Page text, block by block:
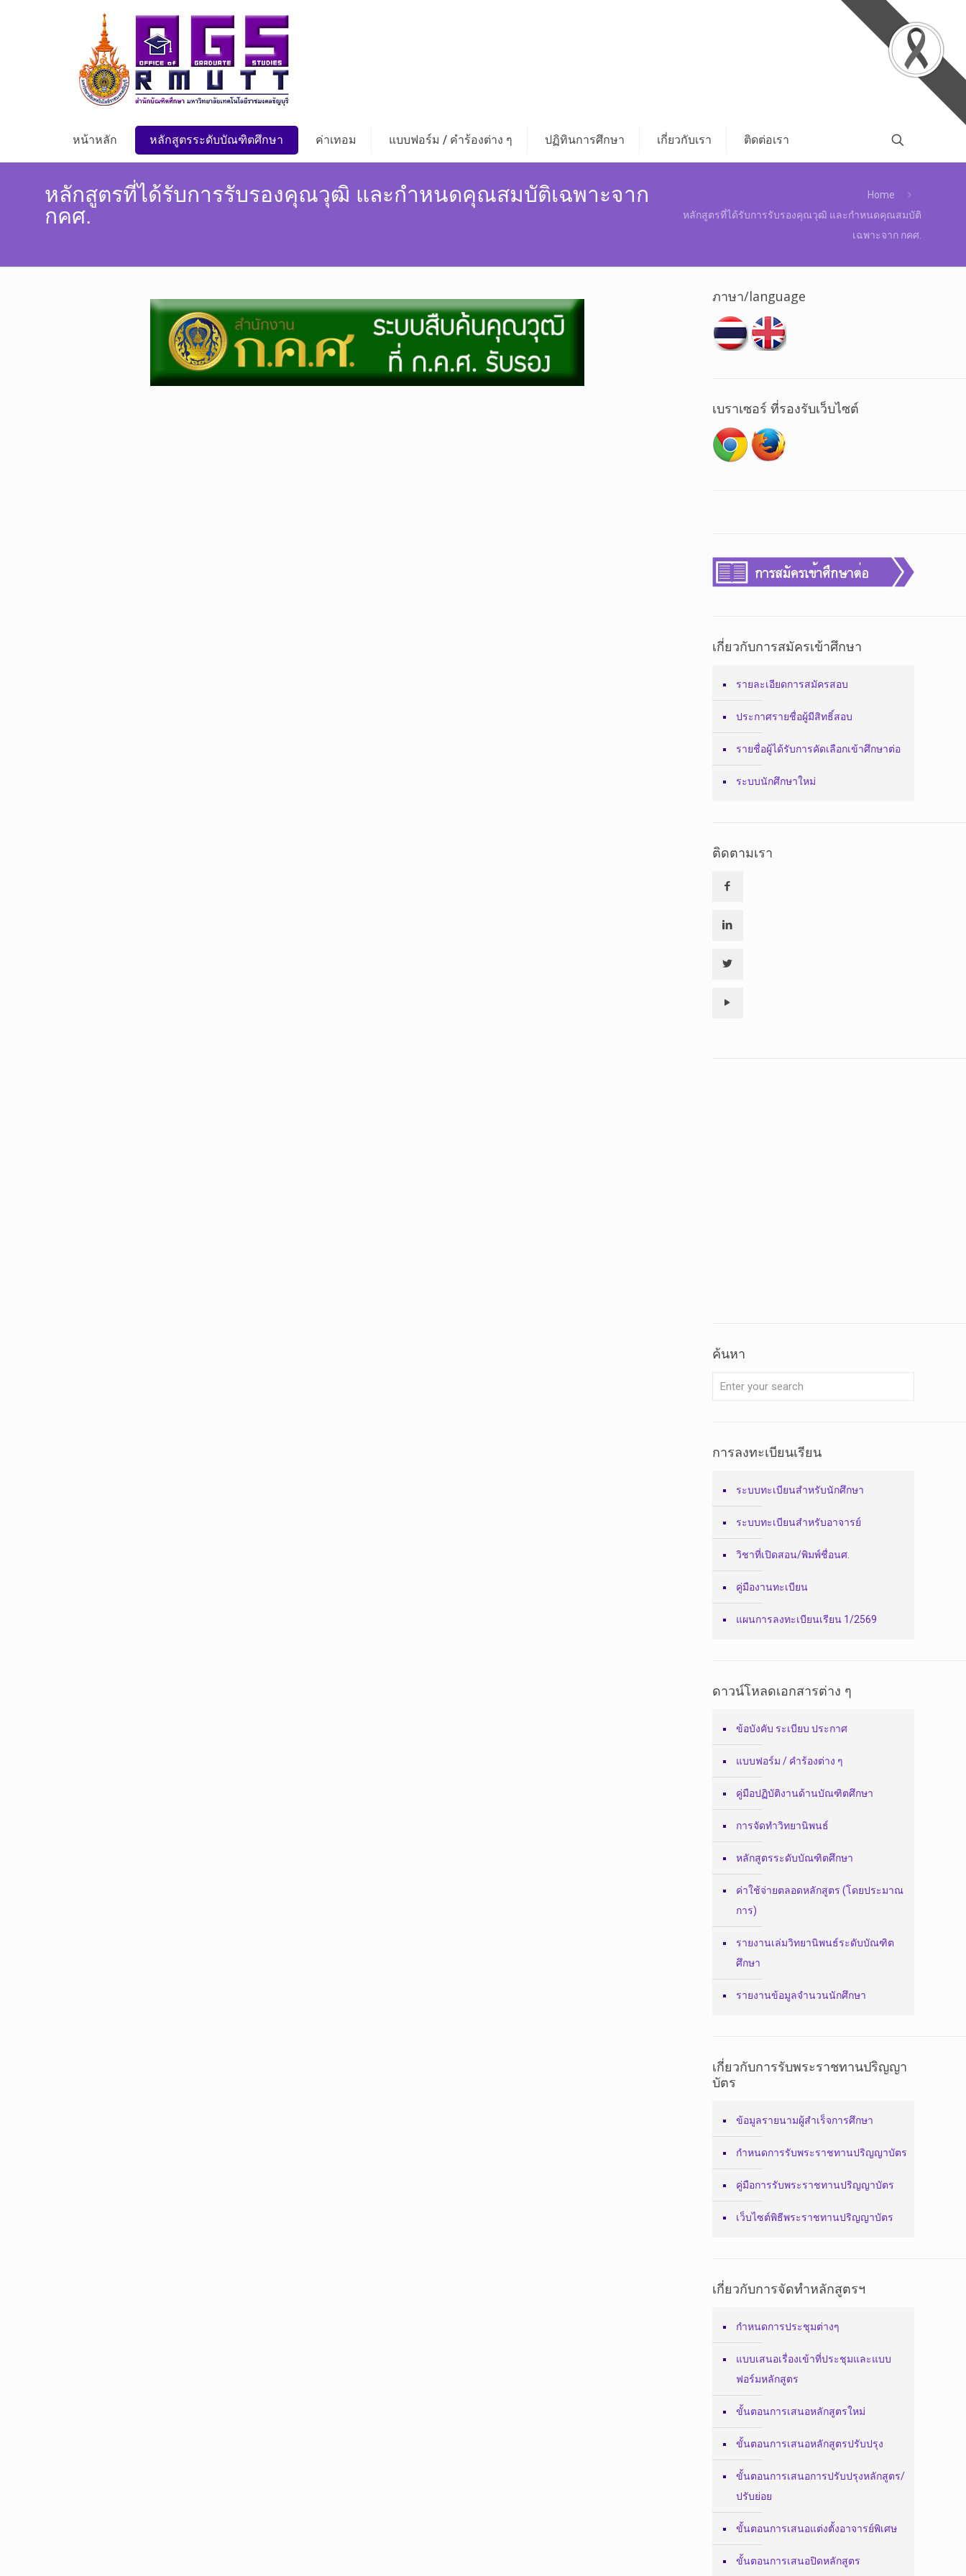
หน้าหลัก หลักสูตรระดับบัณฑิตศึกษา ค่าเทอม แบบฟอร์ม / คำร้องต่าง ๆ ปฏิทินการศึกษา เกี่ยวกับเรา ติดต่อเรา
หลักสูตรที่ได้รับการรับรองคุณวุฒิ และกำหนดคุณสมบัติเฉพาะจาก
กคศ.
Home
หลักสูตรที่ได้รับการรับรองคุณวุฒิ และกำหนดคุณสมบัติ
เฉพาะจาก กคศ.
ภาษา/language
เบราเซอร์ ที่รองรับเว็บไซต์
เกี่ยวกับการสมัครเข้าศึกษา
รายละเอียดการสมัครสอบ
ประกาศรายชื่อผู้มีสิทธิ์สอบ
รายชื่อผู้ได้รับการคัดเลือกเข้าศึกษาต่อ
ระบบนักศึกษาใหม่
ติดตามเรา
ค้นหา
การลงทะเบียนเรียน
ระบบทะเบียนสำหรับนักศึกษา
ระบบทะเบียนสำหรับอาจารย์
วิชาที่เปิดสอน/พิมพ์ชื่อนศ.
คู่มืองานทะเบียน
แผนการลงทะเบียนเรียน 1/2569
ดาวน์โหลดเอกสารต่าง ๆ
ข้อบังคับ ระเบียบ ประกาศ
แบบฟอร์ม / คำร้องต่าง ๆ
คู่มือปฏิบัติงานด้านบัณฑิตศึกษา
การจัดทำวิทยานิพนธ์
หลักสูตรระดับบัณฑิตศึกษา
ค่าใช้จ่ายตลอดหลักสูตร (โดยประมาณ
การ)
รายงานเล่มวิทยานิพนธ์ระดับบัณฑิต
ศึกษา
รายงานข้อมูลจำนวนนักศึกษา
เกี่ยวกับการรับพระราชทานปริญญา
บัตร
ข้อมูลรายนามผู้สำเร็จการศึกษา
กำหนดการรับพระราชทานปริญญาบัตร
คู่มือการรับพระราชทานปริญญาบัตร
เว็บไซต์พิธีพระราชทานปริญญาบัตร
เกี่ยวกับการจัดทำหลักสูตรฯ
กำหนดการประชุมต่างๆ
แบบเสนอเรื่องเข้าที่ประชุมและแบบ
ฟอร์มหลักสูตร
ขั้นตอนการเสนอหลักสูตรใหม่
ขั้นตอนการเสนอหลักสูตรปรับปรุง
ขั้นตอนการเสนอการปรับปรุงหลักสูตร/
ปรับย่อย
ขั้นตอนการเสนอแต่งตั้งอาจารย์พิเศษ
ขั้นตอนการเสนอปิดหลักสูตร